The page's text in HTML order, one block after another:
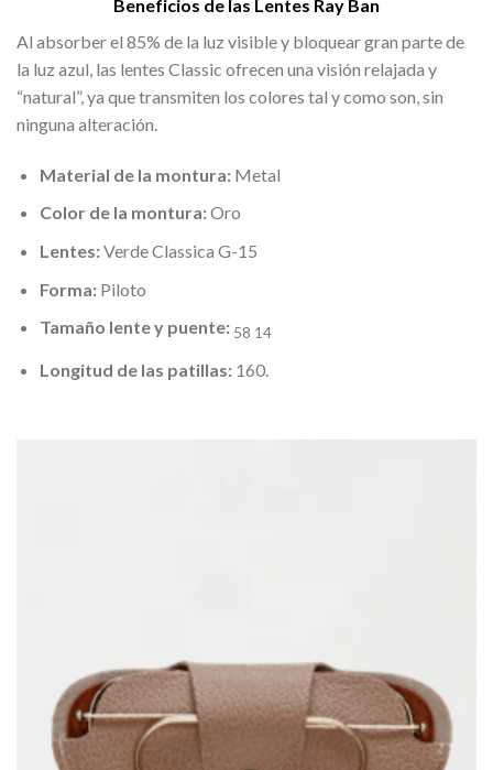
Beneficios de las Lentes Ray Ban
Al absorber el 85% de la luz visible y bloquear gran parte de
la luz azul, las lentes Classic ofrecen una visión relajada y
“natural”, ya que transmiten los colores tal y como son, sin
ninguna alteración.
Material de la montura:Metal
Color de la montura:Oro
Lentes:Verde Classica G-15
Forma:Piloto
Tamaño lente y puente: 58 14
Longitud de las patillas: 160.